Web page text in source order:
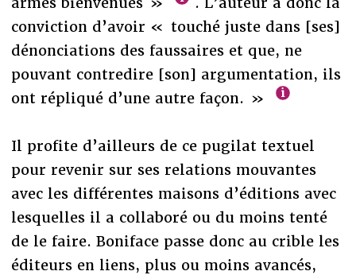
conviction d’avoir « touché juste dans [ses]
dénonciations des faussaires et que, ne
pouvant contredire [son] argumentation, ils
ont répliqué d’une autre façon. »
Il profite d’ailleurs de ce pugilat textuel
pour revenir sur ses relations mouvantes
avec les différentes maisons d’éditions avec
lesquelles il a collaboré ou du moins tenté
de le faire. Boniface passe donc au crible les
éditeurs en liens, plus ou moins avancés,